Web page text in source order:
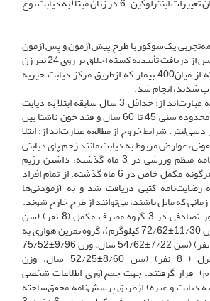
یک‌سوکور با طرح پیش‌آزمون و پس‌آزمون
با گروه کنترل است که پس از دریافت تأییدیه کمیته اخلاق بر روی 24 نفر زن
مبتلا به دیابت نوع 2 که از میان400 بیمار که از‌طریق مرکز دیابت خیریه
شدند، انجام شد.
معیارهای ورود به مطالعه عبارت‌اند ‌از‌: حداقل 3 سال سابقه ابتلا به دیابت
نوع 2، قرار داشتن در محدوده سنی 45 تا 60 سال و قند خون ناشتا بین
در دسی‌لیتر. شرایط خروج از مطالعه عبارت‌اند از: ابتلا
عوارض مربوط به دیابت مانند زخم پای دیابتی
و نفروپاتی، داشتن برنامه منظم ورزشی در 3 ‌ماه گذشته‌، داشتن رژیم
غذایی خاص و مصرف هر‌گونه مکمل خاص در 6 ماه گذشته. از تمام افراد
رضایت‌نامه کتبی دریافت شد و به آزمودنی‌ها
که مایل باشند، می‌توانند از طرح خارج شوند.
افراد واجد شرایط به‌طور تصادفی در 3 گروه مصرف مکمل (8 نفر) (سن
5/11±‌55/25 سال، وزن 11/30±‌72/62 کیلوگرم)‌، گروه تمرین هوازی به
همراه مصرف مکمل (‌8 نفر) (سن 7/22±‌54/62 سال، وزن 9/96±‌75/52
کیلوگرم) و گروه کنترل ( 8 نفر) (سن 8/60±‌52/25 سال، وزن
31 کیلوگرم) قرار گرفتند. جهت جمع‌آوری اطلاعات شخصی
به دیابت و غیره) از‌طریق پرسش‌نامه محقق‌ساخته